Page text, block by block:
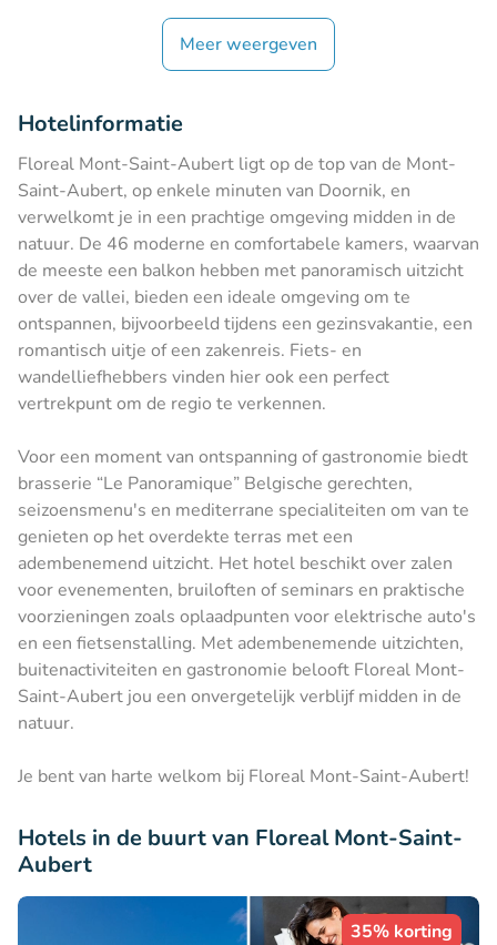
Meer weergeven
Hotelinformatie
Floreal Mont-Saint-Aubert ligt op de top van de Mont-
Saint-Aubert, op enkele minuten van Doornik, en
verwelkomt je in een prachtige omgeving midden in de
natuur. De 46 moderne en comfortabele kamers, waarvan
de meeste een balkon hebben met panoramisch uitzicht
over de vallei, bieden een ideale omgeving om te
ontspannen, bijvoorbeeld tijdens een gezinsvakantie, een
romantisch uitje of een zakenreis. Fiets- en
wandelliefhebbers vinden hier ook een perfect
vertrekpunt om de regio te verkennen.
Voor een moment van ontspanning of gastronomie biedt
brasserie “Le Panoramique” Belgische gerechten,
seizoensmenu's en mediterrane specialiteiten om van te
genieten op het overdekte terras met een
adembenemend uitzicht. Het hotel beschikt over zalen
voor evenementen, bruiloften of seminars en praktische
voorzieningen zoals oplaadpunten voor elektrische auto's
en een fietsenstalling. Met adembenemende uitzichten,
buitenactiviteiten en gastronomie belooft Floreal Mont-
Saint-Aubert jou een onvergetelijk verblijf midden in de
natuur.
Je bent van harte welkom bij Floreal Mont-Saint-Aubert!
Hotels in de buurt van Floreal Mont-Saint-
Aubert
35% korting